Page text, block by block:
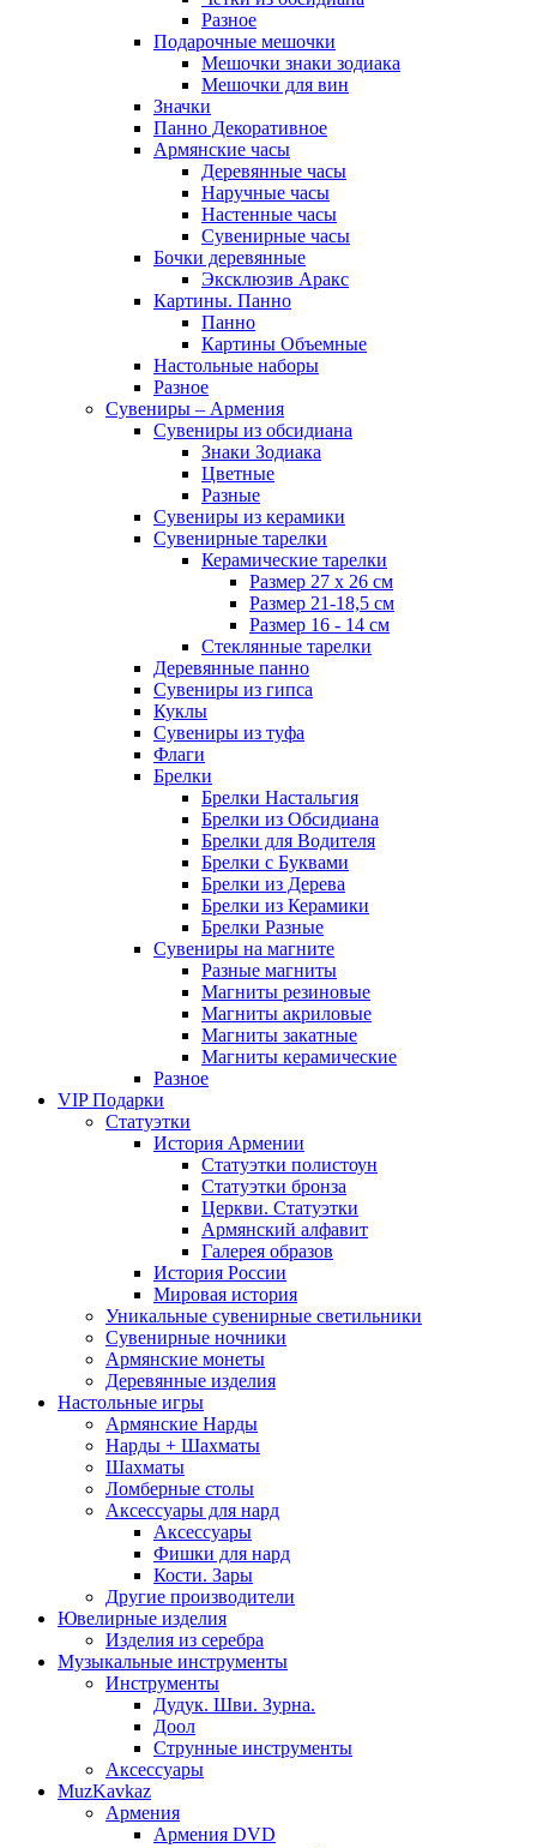
Разное
Подарочные мешочки
Мешочки знаки зодиака
Мешочки для вин
Значки
Панно Декоративное
Армянские часы
Деревянные часы
Наручные часы
Настенные часы
Сувенирные часы
Бочки деревянные
Эксклюзив Аракс
Картины. Панно
Панно
Картины Объемные
Настольные наборы
Разное
Сувениры – Армения
Сувениры из обсидиана
Знаки Зодиака
Цветные
Разные
Сувениры из керамики
Сувенирные тарелки
Керамические тарелки
Размер 27 х 26 см
Размер 21-18,5 см
Размер 16 - 14 см
Стеклянные тарелки
Деревянные панно
Сувениры из гипса
Куклы
Сувениры из туфа
Флаги
Брелки
Брелки Настальгия
Брелки из Обсидиана
Брелки для Водителя
Брелки с Буквами
Брелки из Дерева
Брелки из Керамики
Брелки Разные
Сувениры на магните
Разные магниты
Магниты резиновые
Магниты акриловые
Магниты закатные
Магниты керамические
Разное
VIP Подарки
Статуэтки
История Армении
Статуэтки полистоун
Статуэтки бронза
Церкви. Статуэтки
Армянский алфавит
Галерея образов
История России
Мировая история
Уникальные сувенирные светильники
Сувенирные ночники
Армянские монеты
Деревянные изделия
Настольные игры
Армянские Нарды
Нарды + Шахматы
Шахматы
Ломберные столы
Аксессуары для нард
Аксессуары
Фишки для нард
Кости. Зары
Другие производители
Ювелирные изделия
Изделия из серебра
Музыкальные инструменты
Инструменты
Дудук. Шви. Зурна.
Доол
Струнные инструменты
Аксессуары
MuzKavkaz
Армения
Армения DVD